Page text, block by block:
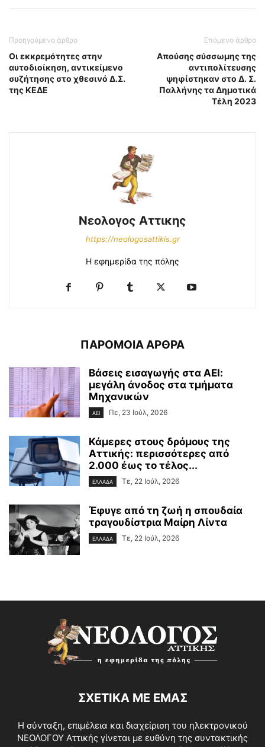
Προηγούμενο άρθρο
Οι εκκρεμότητες στην
αυτοδιοίκηση, αντικείμενο
συζήτησης στο χθεσινό Δ.Σ.
της ΚΕΔΕ
Επόμενο άρθρο
Απούσης σύσσωμης της
αντιπολίτευσης
ψηφίστηκαν στο Δ. Σ.
Παλλήνης τα Δημοτικά
Τέλη 2023
Νεολογος Αττικης
https://neologosattikis.gr
Η εφημερίδα της πόλης
ΠΑΡΟΜΟΙΑ ΑΡΘΡΑ
Βάσεις εισαγωγής στα ΑΕΙ:
μεγάλη άνοδος στα τμήματα
Μηχανικών
ΑΕΙ Πε, 23 Ιούλ, 2026
Κάμερες στους δρόμους της
Αττικής: περισσότερες από
2.000 έως το τέλος...
ΕΛΛΑΔΑ Τε, 22 Ιούλ, 2026
Έφυγε από τη ζωή η σπουδαία
τραγουδίστρια Μαίρη Λίντα
ΕΛΛΑΔΑ Τε, 22 Ιούλ, 2026
ΣΧΕΤΙΚΑ ΜΕ ΕΜΑΣ
Η σύνταξη, επιμέλεια και διαχείριση του ηλεκτρονικού
ΝΕΟΛΟΓΟΥ Αττικής γίνεται με ευθύνη της συντακτικής